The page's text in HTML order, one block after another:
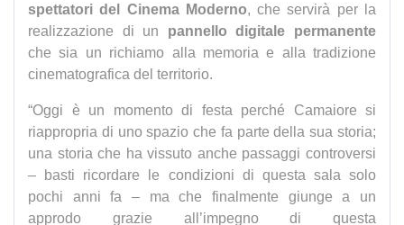
spettatori del Cinema Moderno, che servirà per la
realizzazione di un pannello digitale permanente
che sia un richiamo alla memoria e alla tradizione
cinematografica del territorio.
“Oggi è un momento di festa perché Camaiore si
riappropria di uno spazio che fa parte della sua storia;
una storia che ha vissuto anche passaggi controversi
– basti ricordare le condizioni di questa sala solo
pochi anni fa – ma che finalmente giunge a un
approdo grazie all’impegno di questa